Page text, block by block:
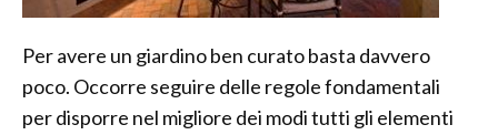
Per avere un giardino ben curato basta davvero
poco. Occorre seguire delle regole fondamentali
per disporre nel migliore dei modi tutti gli elementi